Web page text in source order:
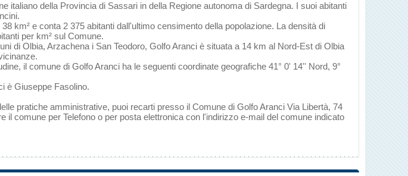
italiano della Provincia di Sassari in della Regione autonoma di Sardegna. I suoi abitanti
km² e conta 2 375 abitanti dall'ultimo censimento della popolazione. La densità di
per km² sul Comune.
di Olbia, Arzachena i San Teodoro, Golfo Aranci è situata a 14 km al Nord-Est di Olbia
il comune di Golfo Aranci ha le seguenti coordinate geografiche 41° 0' 14'' Nord, 9°
è Giuseppe Fasolino.
pratiche amministrative, puoi recarti presso il Comune di Golfo Aranci Via Libertà, 74
il comune per Telefono o per posta elettronica con l'indirizzo e-mail del comune indicato